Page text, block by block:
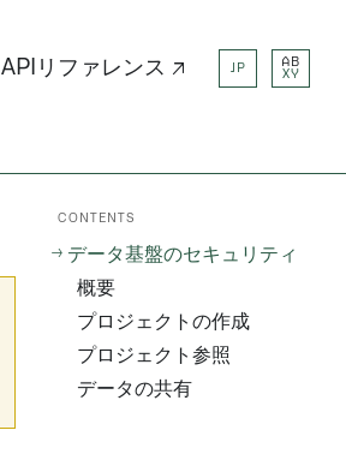
APIリファレンス ↗ JP
AB
XY
CONTENTS
データ基盤のセキュリティ
概要
プロジェクトの作成
プロジェクト参照
データの共有